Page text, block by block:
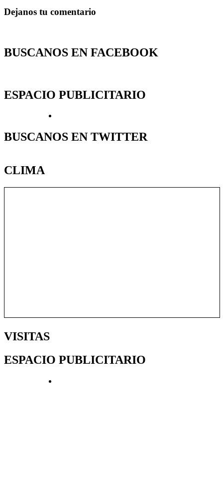
Dejanos tu comentario
BUSCANOS EN FACEBOOK
ESPACIO PUBLICITARIO
BUSCANOS EN TWITTER
CLIMA
VISITAS
ESPACIO PUBLICITARIO